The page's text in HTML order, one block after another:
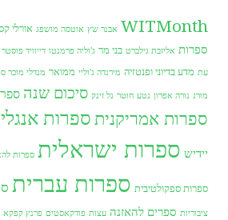
WITMonth אבנר שץ אוטסה מושפג אורלי
ספרות אליזבת גילברט בני מר ג'וליה פרמנטו דייוויד
עת מדע בדיוני ופנטזיה מירנדה ג'וליי ממואר מנדלי מוכר
מורג נורה אפרון נטע חוטר נל זינק סיכום שנה
ספרות אמריקנית ספרות
יידיש ספרות ישראלית ספרות
ספרות ספקולטיבית ספרות עברית
ציבוריות ספרים להאזנה עצות פודקאסטים פרנץ קפקא